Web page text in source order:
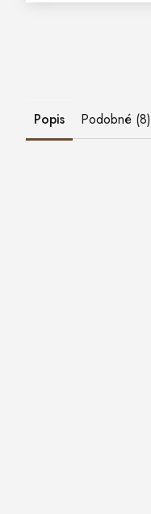
Popis Podobné (8)